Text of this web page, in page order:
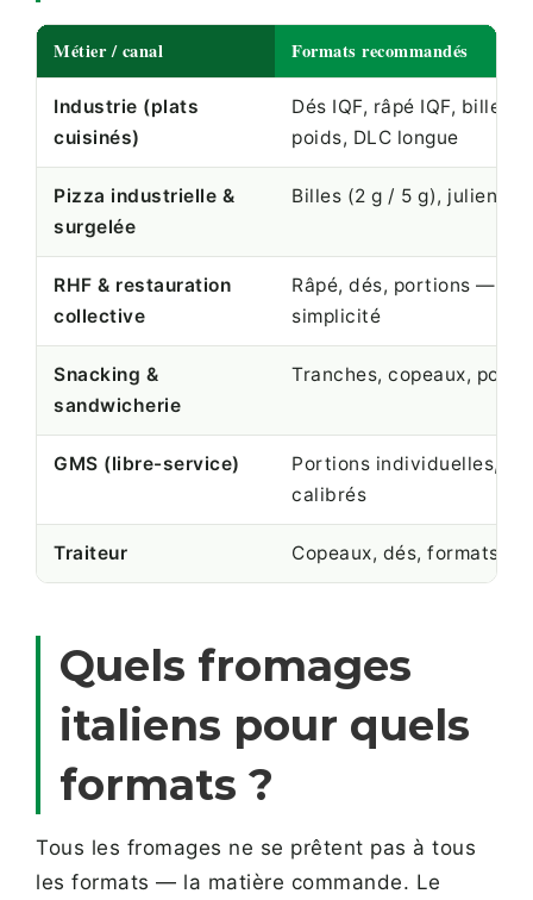
Métier / canal Formats recommandés
Industrie (plats
cuisinés)
Dés IQF, râpé IQF, billes
poids, DLC longue
Pizza industrielle &
surgelée
Billes (2 g / 5 g), julienne
RHF & restauration
collective
Râpé, dés, portions —
simplicité
Snacking &
sandwicherie
Tranches, copeaux,
GMS (libre-service)
Portions individuelles,
calibrés
Traiteur Copeaux, dés, formats
Quels fromages
italiens pour quels
formats ?
Tous les fromages ne se prêtent pas à tous
les formats — la matière commande. Le